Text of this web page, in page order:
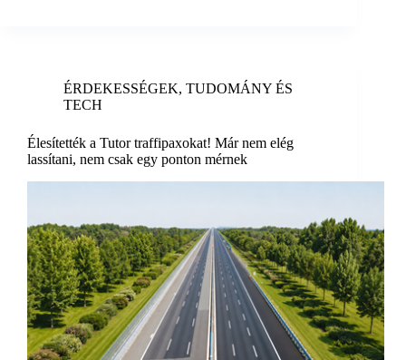
ÉRDEKESSÉGEK, TUDOMÁNY ÉS
TECH
Élesítették a Tutor traffipaxokat! Már nem elég
lassítani, nem csak egy ponton mérnek